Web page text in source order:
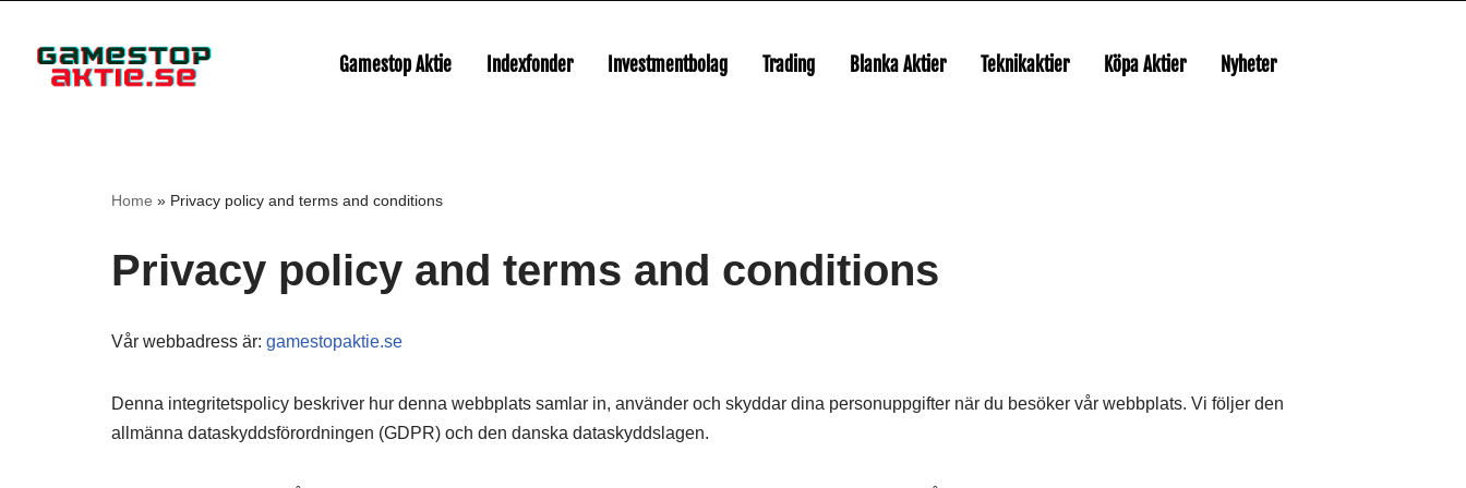
Hoppa
Gamestop Aktie Indexfonder Investmentbolag Trading Blanka Aktier Teknikaktier Köpa Aktier Nyheter
Home » Privacy policy and terms and conditions
Privacy policy and terms and conditions
Vår webbadress är: gamestopaktie.se
Denna integritetspolicy beskriver hur denna webbplats samlar in, använder och skyddar dina personuppgifter när du besöker vår webbplats. Vi följer den
allmänna dataskyddsförordningen (GDPR) och den danska dataskyddslagen.